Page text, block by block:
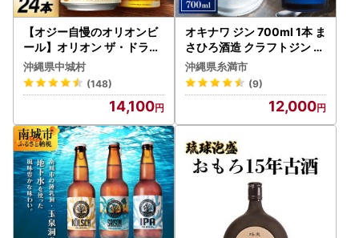
【オジー自慢のオリオンビ
ール】オリオン ザ・ドラフ
ト 350ml×24本【167433
0】
沖縄県中城村
(148)
14,100
オキナワ ジン 700ml 1本 ま
さひろ酒造 クラフトジン 沖
縄
沖縄県糸満市
(9)
12,000